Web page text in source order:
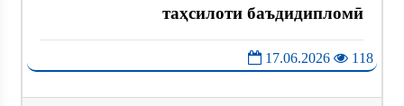
таҳсилоти баъдидипломӣ
17.06.2026 118